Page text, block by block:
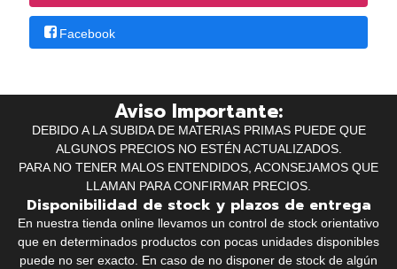
Facebook
Aviso Importante:
DEBIDO A LA SUBIDA DE MATERIAS PRIMAS PUEDE QUE
ALGUNOS PRECIOS NO ESTÉN ACTUALIZADOS.
PARA NO TENER MALOS ENTENDIDOS, ACONSEJAMOS QUE
LLAMAN PARA CONFIRMAR PRECIOS.
Disponibilidad de stock y plazos de entrega
En nuestra tienda online llevamos un control de stock orientativo
que en determinados productos con pocas unidades disponibles
puede no ser exacto. En caso de no disponer de stock de algún